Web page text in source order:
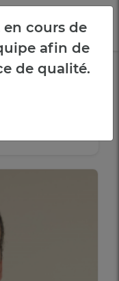
un
cours de
afin de
de qualité.